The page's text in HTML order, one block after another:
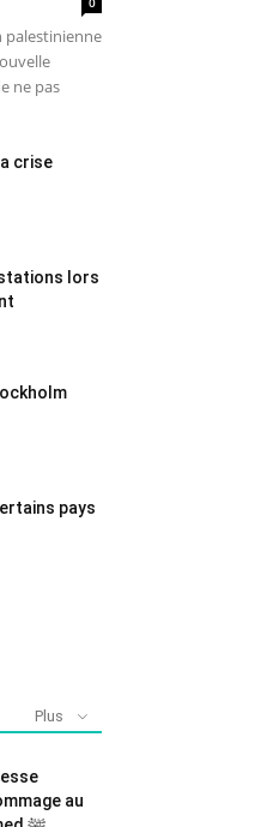
palestinienne
ne pas
crise
lors
pays
Plus
au